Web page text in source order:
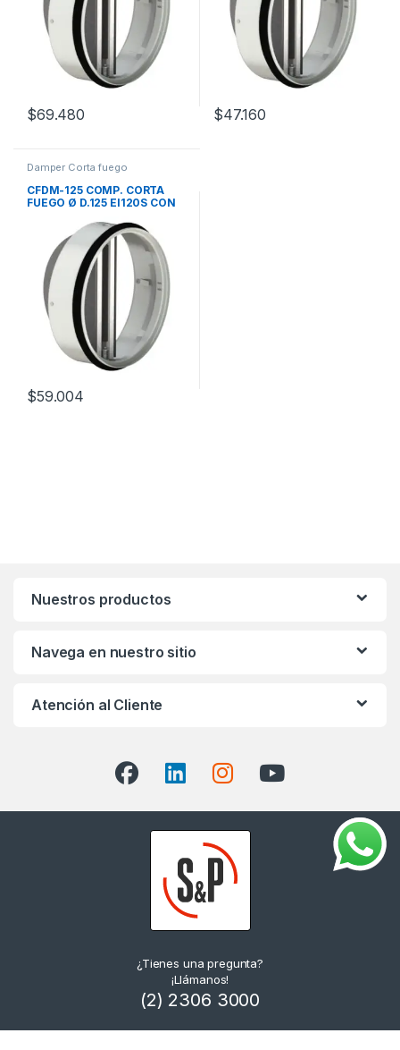
$69.480 $47.160
Damper Corta fuego
CFDM-125 COMP. CORTA
FUEGO Ø D.125 EI120S CON
$59.004
Nuestros productos
Navega en nuestro sitio
Atención al Cliente
¿Tienes una pregunta?
¡Llámanos!
(2) 2306 3000